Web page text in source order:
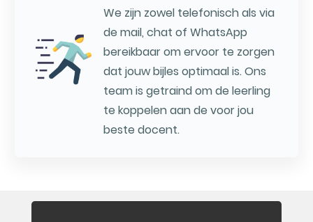
We zijn zowel telefonisch als via
de mail, chat of WhatsApp
bereikbaar om ervoor te zorgen
dat jouw bijles optimaal is. Ons
team is getraind om de leerling
te koppelen aan de voor jou
beste docent.